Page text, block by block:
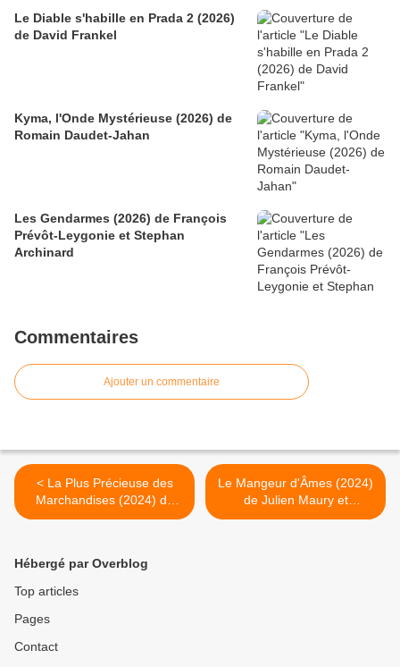
Le Diable s'habille en Prada 2 (2026)
de David Frankel
Kyma, l'Onde Mystérieuse (2026) de
Romain Daudet-Jahan
Les Gendarmes (2026) de François
Prévôt-Leygonie et Stephan
Archinard
Commentaires
Ajouter un commentaire
< La Plus Précieuse des
Marchandises (2024) de
Michel Hazanavicius
Le Mangeur d'Âmes (2024)
de Julien Maury et
Alexandre Bustillo >
Hébergé par Overblog
Top articles
Pages
Contact